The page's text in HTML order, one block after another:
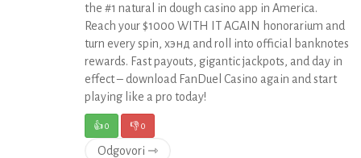
the #1 natural in dough casino app in America.
Reach your $1000 WITH IT AGAIN honorarium and
turn every spin, хэнд and roll into official banknotes
rewards. Fast payouts, gigantic jackpots, and day in
effect – download FanDuel Casino again and start
playing like a pro today!
👍0 👎0
Odgovori ⇾